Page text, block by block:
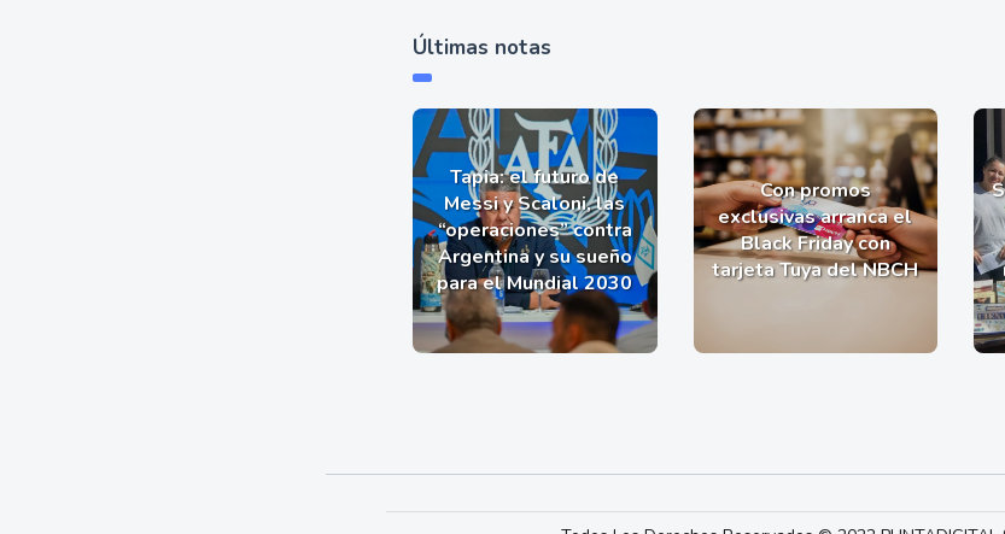
Últimas notas
Tapia: el futuro de
Messi y Scaloni, las
“operaciones” contra
Argentina y su sueño
para el Mundial 2030
Con promos
exclusivas arranca el
Black Friday con
tarjeta Tuya del NBCH